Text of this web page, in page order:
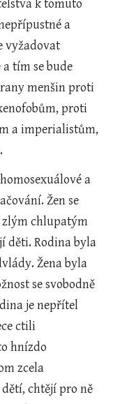
k tomuto
a
vyžadovat
tím se bude
menšin proti
proti
a imperialistům,
Žen se
chlupatým
děti. Rodina byla
Žena byla
se svobodně
je nepřítel
ctili
hnízdo
zcela
chtějí pro ně